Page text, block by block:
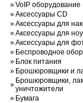
»VoIP оборудование
»Аксессуары CD
»Аксессуары для
»Аксессуары для
»Аксессуары для
» Беспроводное
» Блок питания
» Брошюровщики и
» Брошюровщики,
уничтожители
» Бумага